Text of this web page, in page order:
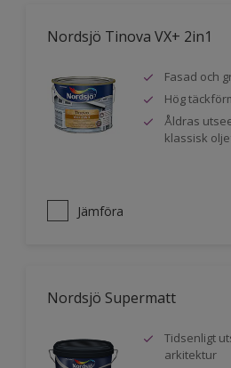
Nordsjö Tinova VX+ 2in1
Fasad och
Hög
Åldras
klassisk
Jämföra
Nordsjö Supermatt
Tidsenligt
arkitektur